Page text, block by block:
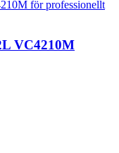
VC4210M